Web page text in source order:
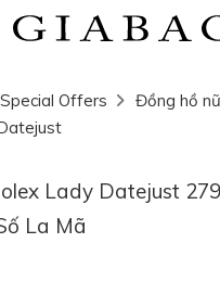
Special Offers Đồng hồ nữ
Lady Datejust
La Mã